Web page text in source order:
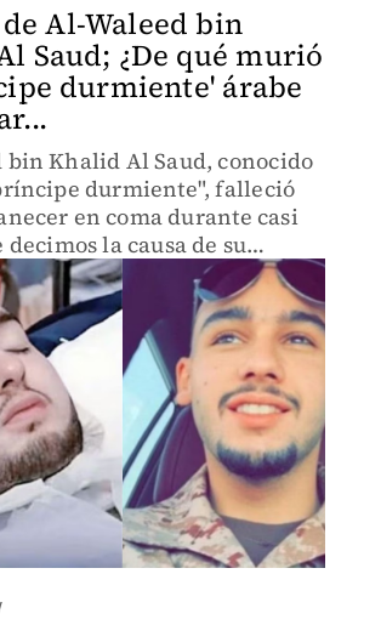
Al-Waleed bin
Saud; ¿De qué murió
durmiente' árabe
bin Khalid Al Saud, conocido
durmiente", falleció
en coma durante casi
decimos la causa de su